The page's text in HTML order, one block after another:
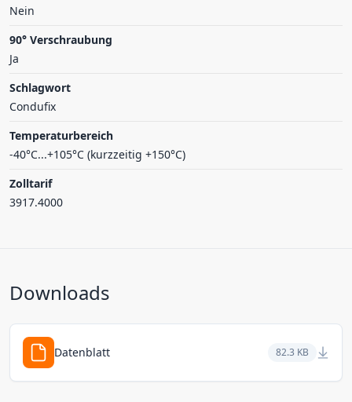
Nein
90° Verschraubung
Ja
Schlagwort
Condufix
Temperaturbereich
-40°C...+105°C (kurzzeitig +150°C)
Zolltarif
3917.4000
Downloads
Datenblatt 82.3 KB